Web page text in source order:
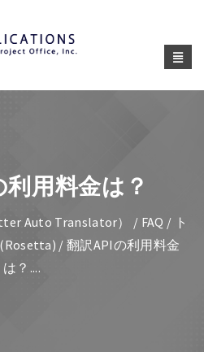
用料金は？
Auto Translator） / FAQ / ト
/ 翻訳APIの利用料金
は？....